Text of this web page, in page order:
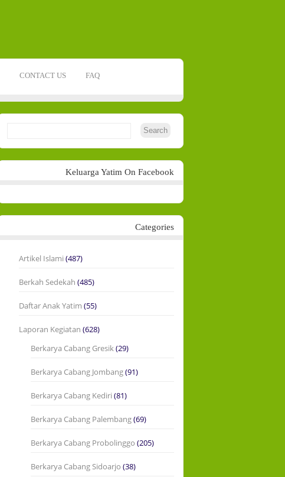
CONTACT US FAQ
Keluarga Yatim On Facebook
Categories
Artikel Islami (487)
Berkah Sedekah (485)
Daftar Anak Yatim (55)
Laporan Kegiatan (628)
Berkarya Cabang Gresik(29)
Berkarya Cabang Jombang(91)
Berkarya Cabang Kediri (81)
Berkarya Cabang Palembang(69)
Berkarya Cabang Probolinggo (205)
Berkarya Cabang Sidoarjo (38)